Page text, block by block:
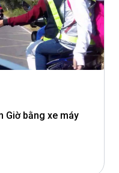
Giờ bằng xe máy